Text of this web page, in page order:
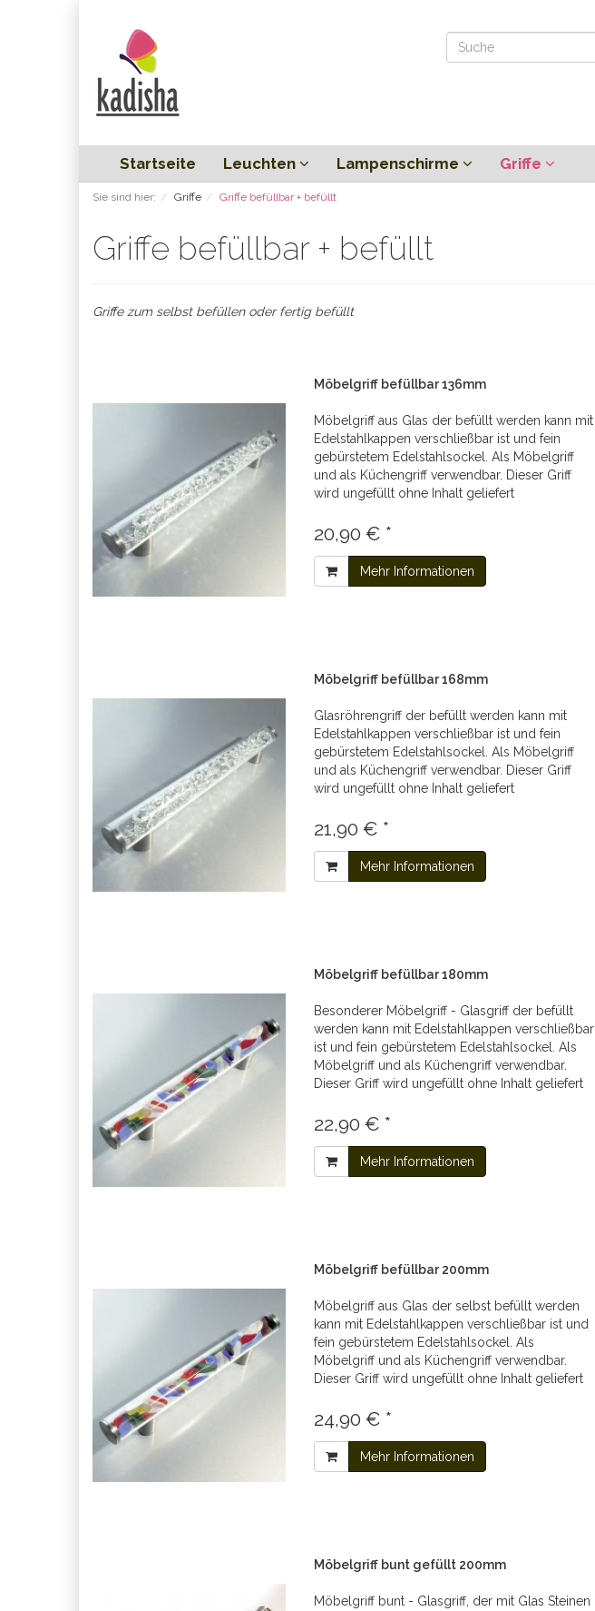
Startseite Leuchten Lampenschirme Griffe
Sie sind hier: Griffe Griffe befüllbar + befüllt
Griffe befüllbar + befüllt
Griffe zum selbst befüllen oder fertig befüllt
Möbelgriff befüllbar 136mm
Möbelgriff aus Glas der befüllt werden kann mit
Edelstahlkappen verschließbar ist und fein
gebürstetem Edelstahlsockel. Als Möbelgriff
und als Küchengriff verwendbar. Dieser Griff
wird ungefüllt ohne Inhalt geliefert
20,90 € *
Mehr Informationen
Möbelgriff befüllbar 168mm
Glasröhrengriff der befüllt werden kann mit
Edelstahlkappen verschließbar ist und fein
gebürstetem Edelstahlsockel. Als Möbelgriff
und als Küchengriff verwendbar. Dieser Griff
wird ungefüllt ohne Inhalt geliefert
21,90 € *
Mehr Informationen
Möbelgriff befüllbar 180mm
Besonderer Möbelgriff - Glasgriff der befüllt
werden kann mit Edelstahlkappen verschließbar
ist und fein gebürstetem Edelstahlsockel. Als
Möbelgriff und als Küchengriff verwendbar.
Dieser Griff wird ungefüllt ohne Inhalt geliefert
22,90 € *
Mehr Informationen
Möbelgriff befüllbar 200mm
Möbelgriff aus Glas der selbst befüllt werden
kann mit Edelstahlkappen verschließbar ist und
fein gebürstetem Edelstahlsockel. Als
Möbelgriff und als Küchengriff verwendbar.
Dieser Griff wird ungefüllt ohne Inhalt geliefert
24,90 € *
Mehr Informationen
Möbelgriff bunt gefüllt 200mm
Möbelgriff bunt - Glasgriff, der mit Glas Steinen